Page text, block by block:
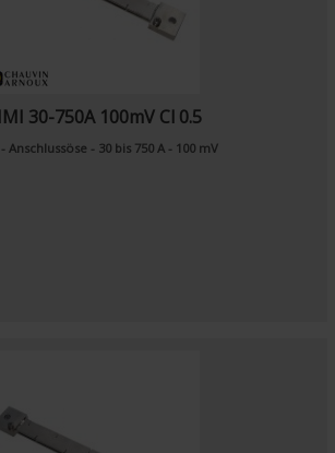
30-750A 100mV Cl 0.5
Anschlussöse - 30 bis 750 A - 100 mV